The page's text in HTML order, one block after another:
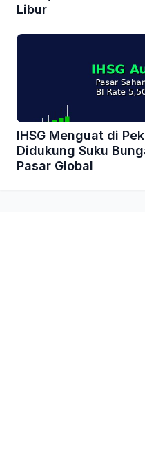
Libur
IHSG Menguat di
Didukung Suku
Pasar Global